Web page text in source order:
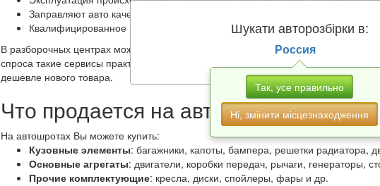
Шукати авторозбірки в:
Россия
Так, усе правильно
Ні, змінити місцезнаходження
Заправляют авто качественным топливом;
Квалифицированное и своевременное техобслуживание.
В разборочных центрах можно выбрать запасные части по модели, году
спроса такие сервисы практически не уступают привычным для нас
дешевле нового товара.
Что продается на авторазборках в
На автошротах Вы можете купить:
Кузовные элементы: багажники, капоты, бампера, решетки радиатора,
Основные агрегаты: двигатели, коробки передач, рычаги, генераторы,
Прочие комплектующие: кресла, диски, спойлеры, фары и др.